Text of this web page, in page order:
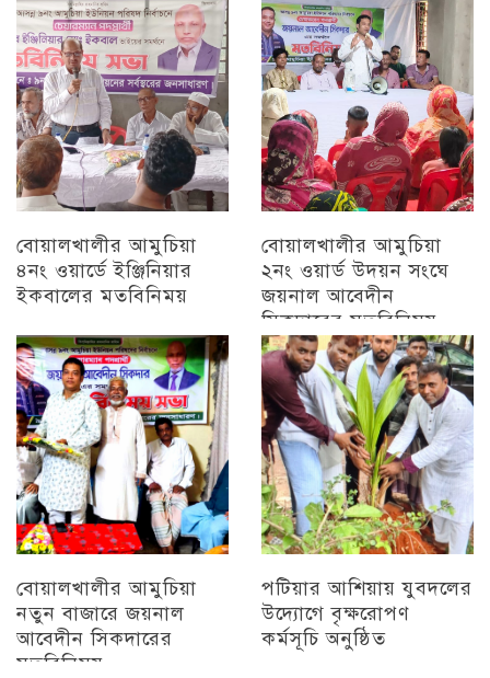
চট্টগ্রাম
বোয়ালখালীর আমুচিয়া
৪নং ওয়ার্ডে ইঞ্জিনিয়ার
ইকবালের মতবিনিময়
চট্টগ্রাম
বোয়ালখালীর আমুচিয়া
২নং ওয়ার্ড উদয়ন সংঘে
জয়নাল আবেদীন
সিকদারের মতবিনিময়
অন্যান্য
বোয়ালখালীর আমুচিয়া
নতুন বাজারে জয়নাল
আবেদীন সিকদারের
মতবিনিময়
পটিয়ার আশিয়ায় যুবদলের
উদ্যোগে বৃক্ষরোপণ
কর্মসূচি অনুষ্ঠিত